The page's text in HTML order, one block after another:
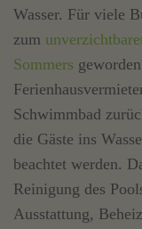
Wasser. Für viele
zum
Sommers
Schwimmbad
die Gäste ins
beachtet werden.
Reinigung des
Ausstattung,